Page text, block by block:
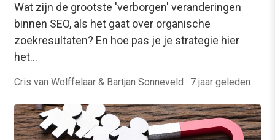
Wat zijn de grootste 'verborgen' veranderingen
binnen SEO, als het gaat over organische
zoekresultaten? En hoe pas je je strategie hier
het…
Cris van Wolffelaar & Bartjan Sonneveld · 7 jaar geleden